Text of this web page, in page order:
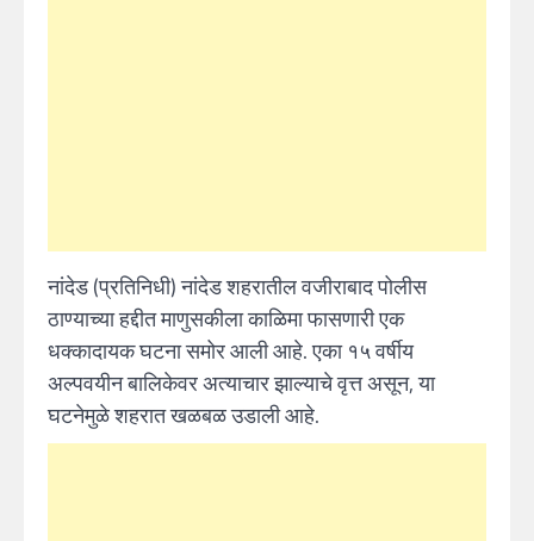
नांदेड (प्रतिनिधी) नांदेड शहरातील वजीराबाद पोलीस
ठाण्याच्या हद्दीत माणुसकीला काळिमा फासणारी एक
धक्कादायक घटना समोर आली आहे. एका १५ वर्षीय
अल्पवयीन बालिकेवर अत्याचार झाल्याचे वृत्त असून, या
घटनेमुळे शहरात खळबळ उडाली आहे.